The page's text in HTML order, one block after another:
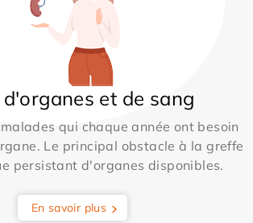
et de sang
qui chaque année ont besoin
Le principal obstacle à la greffe
persistant d'organes disponibles.
En savoir plus